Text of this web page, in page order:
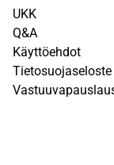
UKK
Q&A
Käyttöehdot
Tietosuojaseloste